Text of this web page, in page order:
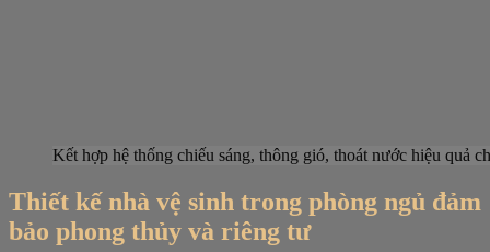
Kết hợp hệ thống chiếu sáng, thông gió, thoát nước hiệu quả
Thiết kế nhà vệ sinh trong phòng ngủ đảm
bảo phong thủy và riêng tư